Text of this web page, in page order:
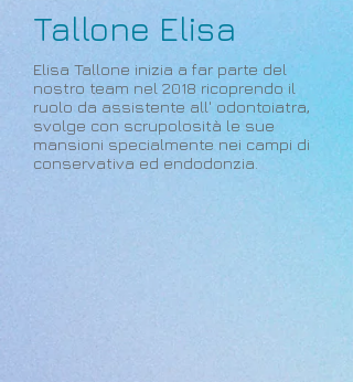
Tallone Elisa
Elisa Tallone inizia a far parte del
nostro team nel 2018 ricoprendo il
ruolo da assistente all' odontoiatra,
svolge con scrupolosità le sue
mansioni specialmente nei campi di
conservativa ed endodonzia.